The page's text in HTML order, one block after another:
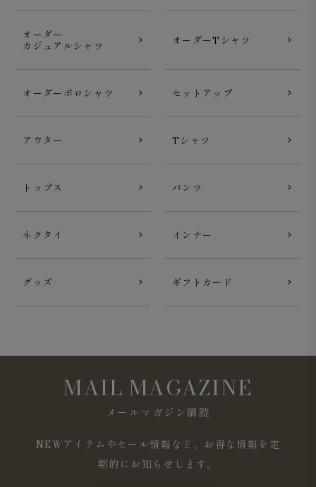
オーダー
カジュアルシャツ
オーダーTシャツ
オーダーポロシャツ セットアップ
アウター Tシャツ
トップス パンツ
ネクタイ インナー
グッズ ギフトカード
MAIL MAGAZINE
メールマガジン購読
NEWアイテムやセール情報など、お得な情報を定
期的にお知らせします。